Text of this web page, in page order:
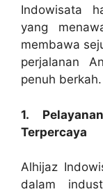
Indowisata
yang
membawa
perjalanan
penuh berkah.
1.
Terpercaya
Alhijaz
dalam